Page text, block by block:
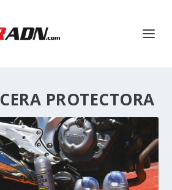
CERA PROTECTORA